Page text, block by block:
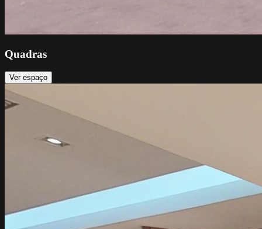
Quadras
Ver espaço